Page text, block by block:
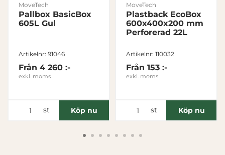
Visa detaljer
Tillåt alla
Tillåt urval
MoveTech
Pallbox BasicBox
605L Gul
Artikelnr: 91046
Från 4 260 :-
exkl. moms
st Köp nu
MoveTech
Plastback EcoBox
600x400x200 mm
Perforerad 22L
Artikelnr: 110032
Från 153 :-
exkl. moms
st Köp nu